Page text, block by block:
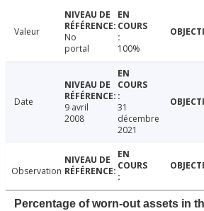
Valeur
No
portal
100%
Date
9 avril
2008
31
décembre
2021
Observation
Percentage of worn-out assets in